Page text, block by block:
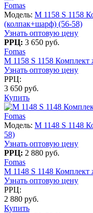
Fomas
Модель: M 1158 S 1158
(колпак+шарф) (56-58)
Узнать оптовую цену
РРЦ: 3 650 руб.
Fomas
M 1158 S 1158
Узнать оптовую цену
РРЦ:
3 650 руб.
Купить
Fomas
Модель: M 1148 S 1148
58)
Узнать оптовую цену
РРЦ: 2 880 руб.
Fomas
M 1148 S 1148
Узнать оптовую цену
РРЦ:
2 880 руб.
Купить